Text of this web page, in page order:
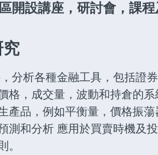
開設講座，研討會，課
究
分析各種金融工具，包括證
格，成交量，波動和持倉的
產品，例如平衡量，價格振
測和分析 應用於買賣時機及
。